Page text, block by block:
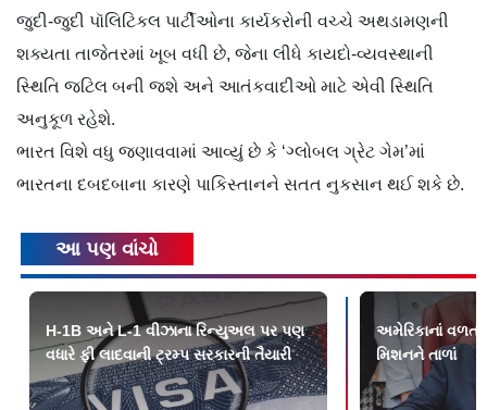
જુદી-જુદી પૉલિટિકલ પાર્ટીઓના કાર્યકરોની વચ્ચે અથડામણની
શક્યતા તાજેતરમાં ખૂબ વધી છે, જેના લીધે કાયદો-વ્યવસ્થાની
સ્થિતિ જટિલ બની જશે અને આતંકવાદીઓ માટે એવી સ્થિતિ
અનુકૂળ રહેશે.
ભારત વિશે વધુ જણાવવામાં આવ્યું છે કે ‘ગ્લોબલ ગ્રેટ ગેમ’માં
ભારતના દબદબાના કારણે પાકિસ્તાનને સતત નુકસાન થઈ શકે છે.
આ પણ વાંચો
H-1B અને L-1 વીઝાના રિન્યુઅલ પર પણ
વધારે ફી લાદવાની ટ્રમ્પ સરકારની તૈયારી
અમેરિકાનાં વળતાં
મિશનને તાળાં